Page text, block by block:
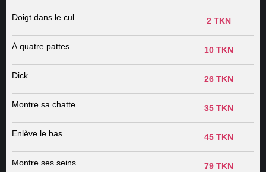
Doigt dans le cul 2 TKN
À quatre pattes 10 TKN
Dick 26 TKN
Montre sa chatte 35 TKN
Enlève le bas 45 TKN
Montre ses seins 79 TKN